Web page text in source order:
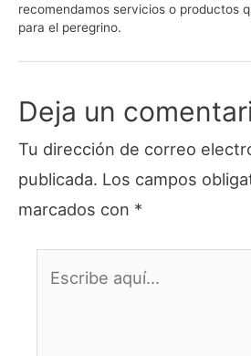
recomendamos servicios o productos
para el peregrino.
Deja un
Tu dirección de correo
publicada. Los campos
marcados con *